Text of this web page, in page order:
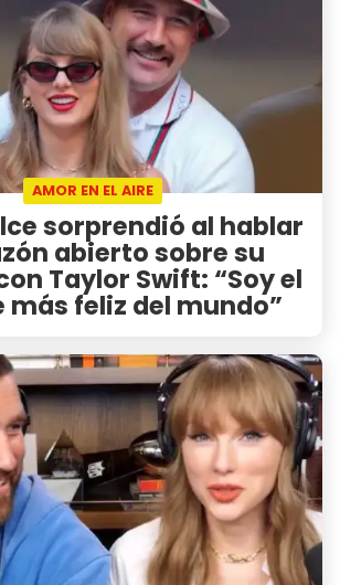
AMOR EN EL AIRE
sorprendió al hablar
abierto sobre su
Taylor Swift: “Soy el
más feliz del mundo”